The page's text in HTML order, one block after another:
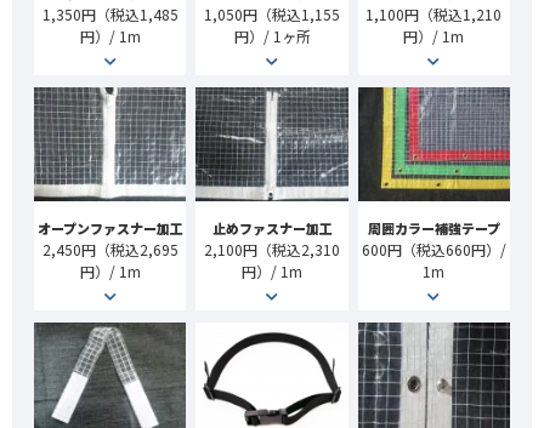
1,350円（税込1,485
円）/ 1m
1,050円（税込1,155
円）/ 1ヶ所
1,100円（税込1,210
円）/ 1m
オープンファスナー加工
2,450円（税込2,695
円）/ 1m
止めファスナー加工
2,100円（税込2,310
円）/ 1m
周囲カラー補強テープ
600円（税込660円）/
1m